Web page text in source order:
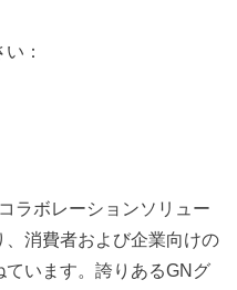
：
ラボレーションソリュー
消費者および企業向けの
います。誇りあるGNグ